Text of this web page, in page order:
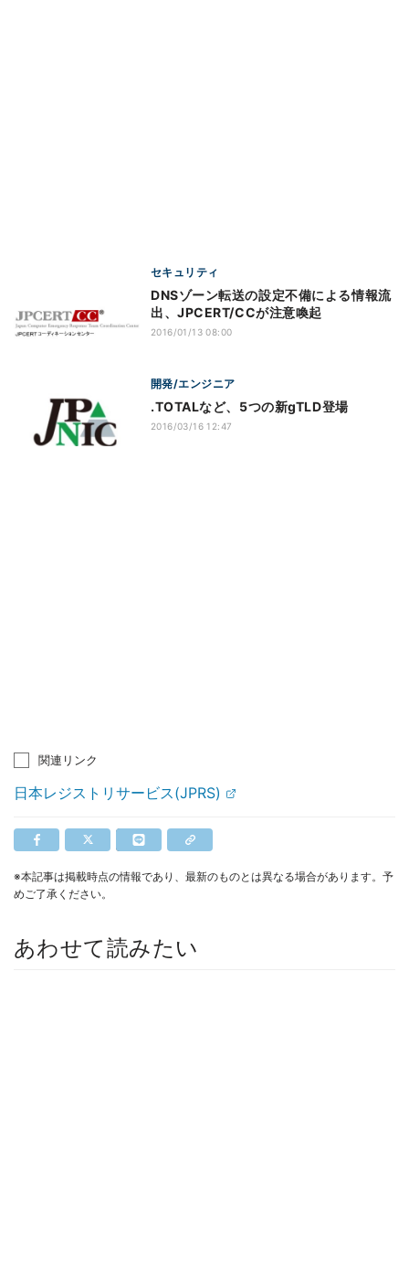
セキュリティ
DNSゾーン転送の設定不備による情報流
出、JPCERT/CCが注意喚起
2016/01/13 08:00
開発/エンジニア
.TOTALなど、5つの新gTLD登場
2016/03/16 12:47
関連リンク
日本レジストリサービス(JPRS)
※本記事は掲載時点の情報であり、最新のものとは異なる場合があります。予
めご了承ください。
あわせて読みたい